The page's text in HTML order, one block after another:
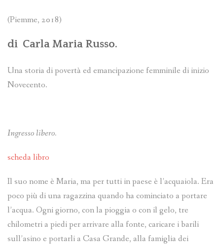
(Piemme, 2018)
di Carla Maria Russo.
Una storia di povertà ed emancipazione femminile di inizio
Novecento.
Ingresso libero.
scheda libro
Il suo nome è Maria, ma per tutti in paese è l’acquaiola. Era
poco più di una ragazzina quando ha cominciato a portare
l’acqua. Ogni giorno, con la pioggia o con il gelo, tre
chilometri a piedi per arrivare alla fonte, caricare i barili
sull’asino e portarli a Casa Grande, alla famiglia dei